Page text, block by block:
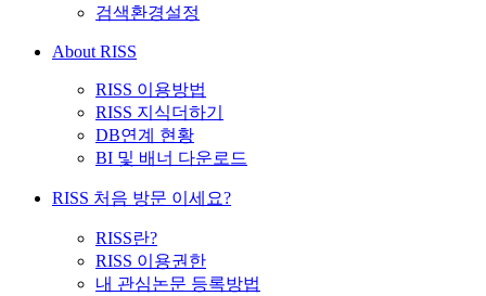
검색환경설정
About RISS
RISS 이용방법
RISS 지식더하기
DB연계 현황
BI 및 배너 다운로드
RISS 처음 방문 이세요?
RISS란?
RISS 이용권한
내 관심논문 등록방법